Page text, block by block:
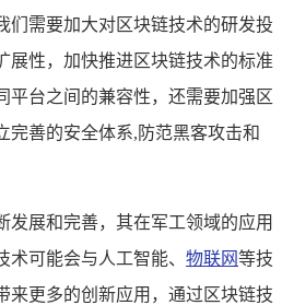
们需要加大对区块链技术的研发投
展性，加快推进区块链技术的标准
平台之间的兼容性，还需要加强区
完善的安全体系,防范黑客攻击和
发展和完善，其在军工领域的应用
可能会与人工智能、 物联网等技
来更多的创新应用，通过区块链技